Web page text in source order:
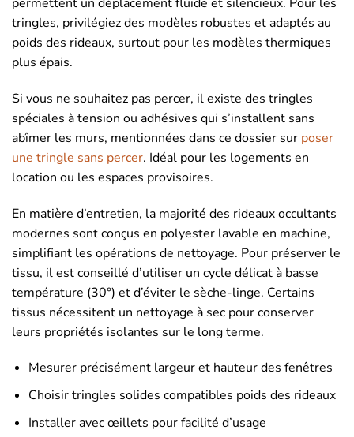
tringles, privilégiez des modèles robustes et adaptés au
poids des rideaux, surtout pour les modèles thermiques
plus épais.
Si vous ne souhaitez pas percer, il existe des tringles
spéciales à tension ou adhésives qui s’installent sans
abîmer les murs, mentionnées dans ce dossier sur poser
une tringle sans percer. Idéal pour les logements en
location ou les espaces provisoires.
En matière d’entretien, la majorité des rideaux occultants
modernes sont conçus en polyester lavable en machine,
simplifiant les opérations de nettoyage. Pour préserver le
tissu, il est conseillé d’utiliser un cycle délicat à basse
température (30°) et d’éviter le sèche-linge. Certains
tissus nécessitent un nettoyage à sec pour conserver
leurs propriétés isolantes sur le long terme.
Mesurer précisément largeur et hauteur des fenêtres
Choisir tringles solides compatibles poids des rideaux
Installer avec œillets pour facilité d’usage